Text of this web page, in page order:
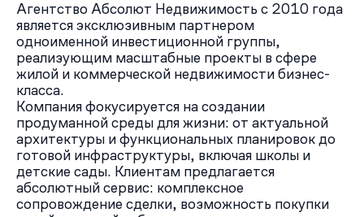
Агентство Абсолют Недвижимость с 2010 года
является эксклюзивным партнером
одноименной инвестиционной группы,
реализующим масштабные проекты в сфере
жилой и коммерческой недвижимости бизнес-
класса.
Компания фокусируется на создании
продуманной среды для жизни: от актуальной
архитектуры и функциональных планировок до
готовой инфраструктуры, включая школы и
детские сады. Клиентам предлагается
абсолютный сервис: комплексное
сопровождение сделки, возможность покупки